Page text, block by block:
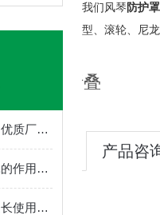
风琴防护罩哪家质量好，优质厂家定制不得了
详细介绍阻燃风琴防护罩的作用及应用中出现问题的解决方案
风琴防护罩怎样使用可延长使用寿命
我们风琴防护罩
型、滚轮、尼
折叠
产品咨